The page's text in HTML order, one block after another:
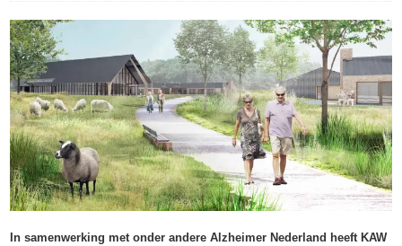
In samenwerking met onder andere Alzheimer Nederland heeft KAW